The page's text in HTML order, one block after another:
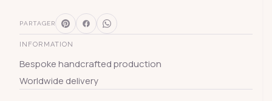
PARTAGER
INFORMATION
Bespoke handcrafted production
Worldwide delivery